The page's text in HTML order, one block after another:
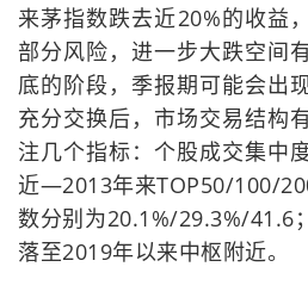
来茅指数跌去近20%的收益
部分风险，进一步大跌空间
底的阶段，季报期可能会出
充分交换后，市场交易结构
注几个指标：个股成交集中
近—2013年来TOP50/100/
数分别为20.1%/29.3%/41.6
落至2019年以来中枢附近。